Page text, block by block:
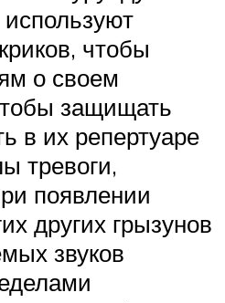
чтобы
о своем
защищать
в их репертуаре
тревоги,
появлении
других грызунов
звуков